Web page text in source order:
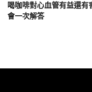
喝咖啡對心血管有益還
會一次解答